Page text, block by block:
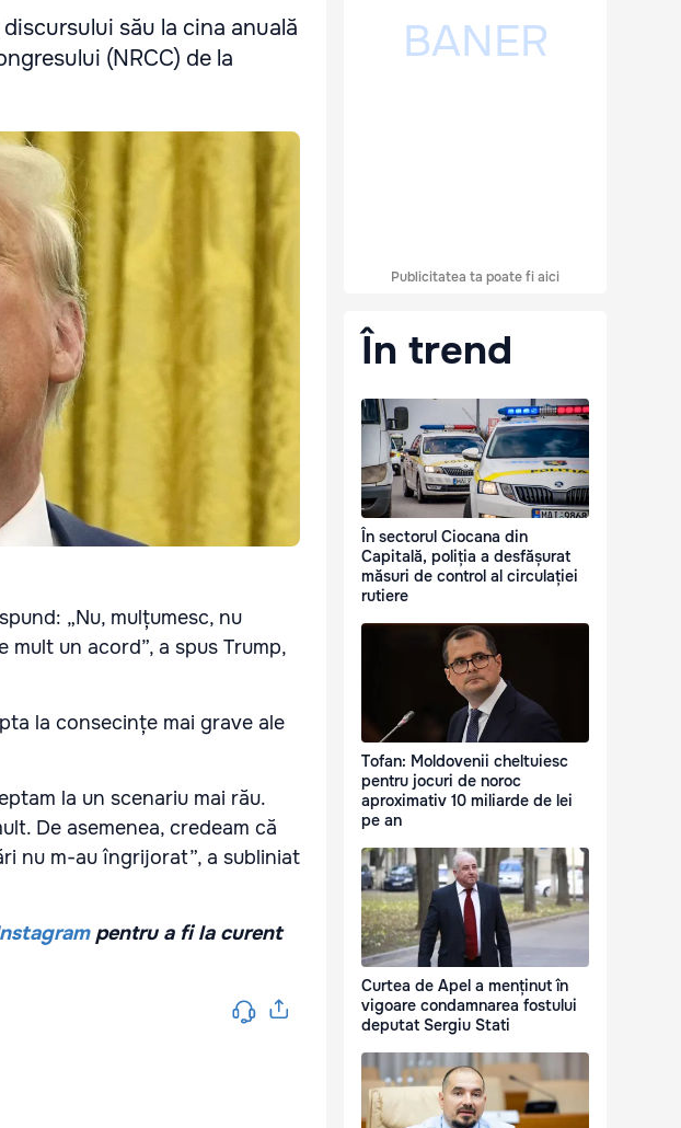
său la cina anuală
(NRCC) de la
„Nu, mulțumesc, nu
un acord”, a spus Trump,
la consecințe mai grave ale
la un scenariu mai rău.
De asemenea, credeam că
nu m-au îngrijorat”, a subliniat
pentru a fi la curent
Publicitatea ta poate fi aici
În trend
În sectorul Ciocana din
Capitală, poliția a desfășurat
măsuri de control al circulației
rutiere
Tofan: Moldovenii cheltuiesc
pentru jocuri de noroc
aproximativ 10 miliarde de lei
pe an
Curtea de Apel a menținut în
vigoare condamnarea fostului
deputat Sergiu Stati